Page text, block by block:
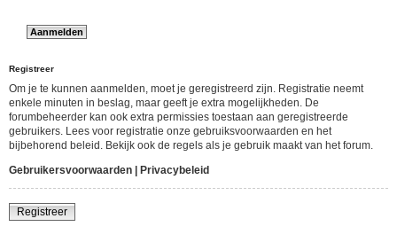
Registreer
Om je te kunnen aanmelden, moet je geregistreerd zijn. Registratie neemt
enkele minuten in beslag, maar geeft je extra mogelijkheden. De
forumbeheerder kan ook extra permissies toestaan aan geregistreerde
gebruikers. Lees voor registratie onze gebruiksvoorwaarden en het
bijbehorend beleid. Bekijk ook de regels als je gebruik maakt van het forum.
Gebruikersvoorwaarden
Privacybeleid
Registreer